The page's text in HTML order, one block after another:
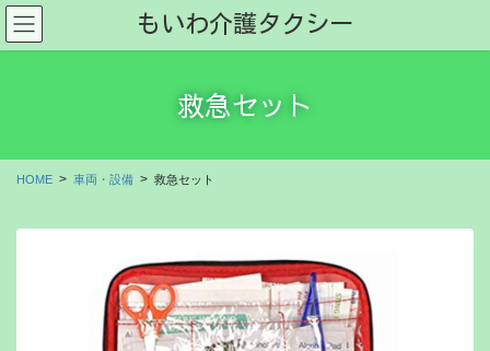
コ
ン
テ
ナ
ビ
ゲ
もいわ介護タクシー
救急セット
HOME 車両・設備 救急セット